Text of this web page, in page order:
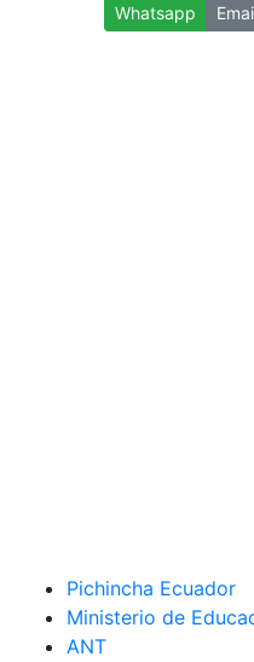
Whatsapp
Pichincha Ecuador
Ministerio de
ANT